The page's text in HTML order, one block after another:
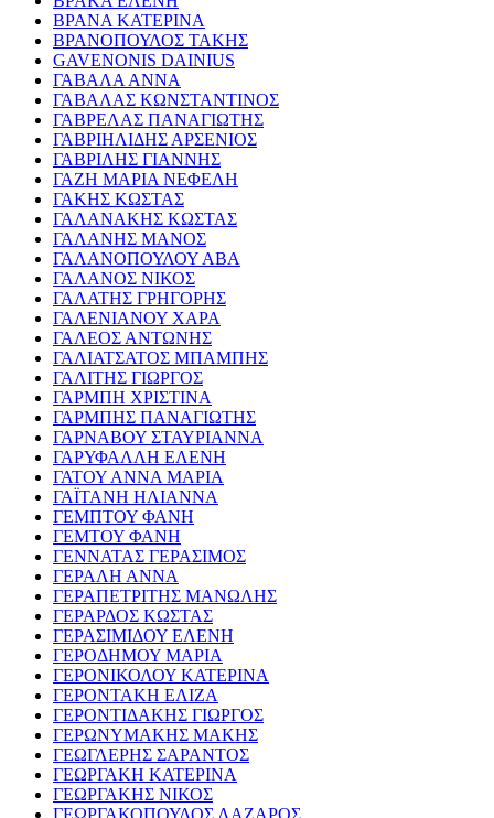
ΒΡΑΝΑ ΚΑΤΕΡΙΝΑ
ΒΡΑΝΟΠΟΥΛΟΣ ΤΑΚΗΣ
GAVENONIS DAINIUS
ΓΑΒΑΛΑ ΑΝΝΑ
ΓΑΒΑΛΑΣ ΚΩΝΣΤΑΝΤΙΝΟΣ
ΓΑΒΡΕΛΑΣ ΠΑΝΑΓΙΩΤΗΣ
ΓΑΒΡΙΗΛΙΔΗΣ ΑΡΣΕΝΙΟΣ
ΓΑΒΡΙΛΗΣ ΓΙΑΝΝΗΣ
ΓΑΖΗ ΜΑΡΙΑ ΝΕΦΕΛΗ
ΓΑΚΗΣ ΚΩΣΤΑΣ
ΓΑΛΑΝΑΚΗΣ ΚΩΣΤΑΣ
ΓΑΛΑΝΗΣ ΜΑΝΟΣ
ΓΑΛΑΝΟΠΟΥΛΟΥ ΑΒΑ
ΓΑΛΑΝΟΣ ΝΙΚΟΣ
ΓΑΛΑΤΗΣ ΓΡΗΓΟΡΗΣ
ΓΑΛΕΝΙΑΝΟΥ ΧΑΡΑ
ΓΑΛΕΟΣ ΑΝΤΩΝΗΣ
ΓΑΛΙΑΤΣΑΤΟΣ ΜΠΑΜΠΗΣ
ΓΑΛΙΤΗΣ ΓΙΩΡΓΟΣ
ΓΑΡΜΠΗ ΧΡΙΣΤΙΝΑ
ΓΑΡΜΠΗΣ ΠΑΝΑΓΙΩΤΗΣ
ΓΑΡΝΑΒΟΥ ΣΤΑΥΡΙΑΝΝΑ
ΓΑΡΥΦΑΛΛΗ ΕΛΕΝΗ
ΓΑΤΟΥ ΑΝΝΑ ΜΑΡΙΑ
ΓΑΪΤΑΝΗ ΗΛΙΑΝΝΑ
ΓΕΜΠΤΟΥ ΦΑΝΗ
ΓΕΜΤΟΥ ΦΑΝΗ
ΓΕΝΝΑΤΑΣ ΓΕΡΑΣΙΜΟΣ
ΓΕΡΑΛΗ ΑΝΝΑ
ΓΕΡΑΠΕΤΡΙΤΗΣ ΜΑΝΩΛΗΣ
ΓΕΡΑΡΔΟΣ ΚΩΣΤΑΣ
ΓΕΡΑΣΙΜΙΔΟΥ ΕΛΕΝΗ
ΓΕΡΟΔΗΜΟΥ ΜΑΡΙΑ
ΓΕΡΟΝΙΚΟΛΟΥ ΚΑΤΕΡΙΝΑ
ΓΕΡΟΝΤΑΚΗ ΕΛΙΖΑ
ΓΕΡΟΝΤΙΔΑΚΗΣ ΓΙΩΡΓΟΣ
ΓΕΡΩΝΥΜΑΚΗΣ ΜΑΚΗΣ
ΓΕΩΓΛΕΡΗΣ ΣΑΡΑΝΤΟΣ
ΓΕΩΡΓΑΚΗ ΚΑΤΕΡΙΝΑ
ΓΕΩΡΓΑΚΗΣ ΝΙΚΟΣ